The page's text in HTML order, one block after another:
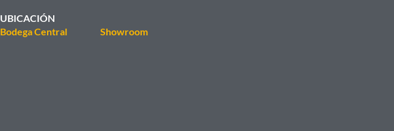
UBICACIÓN
Bodega Central
Showroom